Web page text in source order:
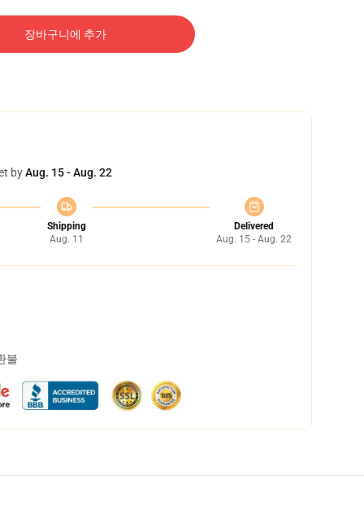
장바구니에 추가
byAug. 15 - Aug. 22
Shipping
Aug. 11
Delivered
Aug. 15 - Aug. 22
불